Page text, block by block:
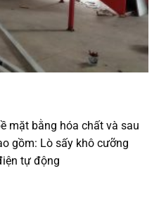
mặt bằng hóa chất và sau
gồm: Lò sấy khô cưỡng
tự động